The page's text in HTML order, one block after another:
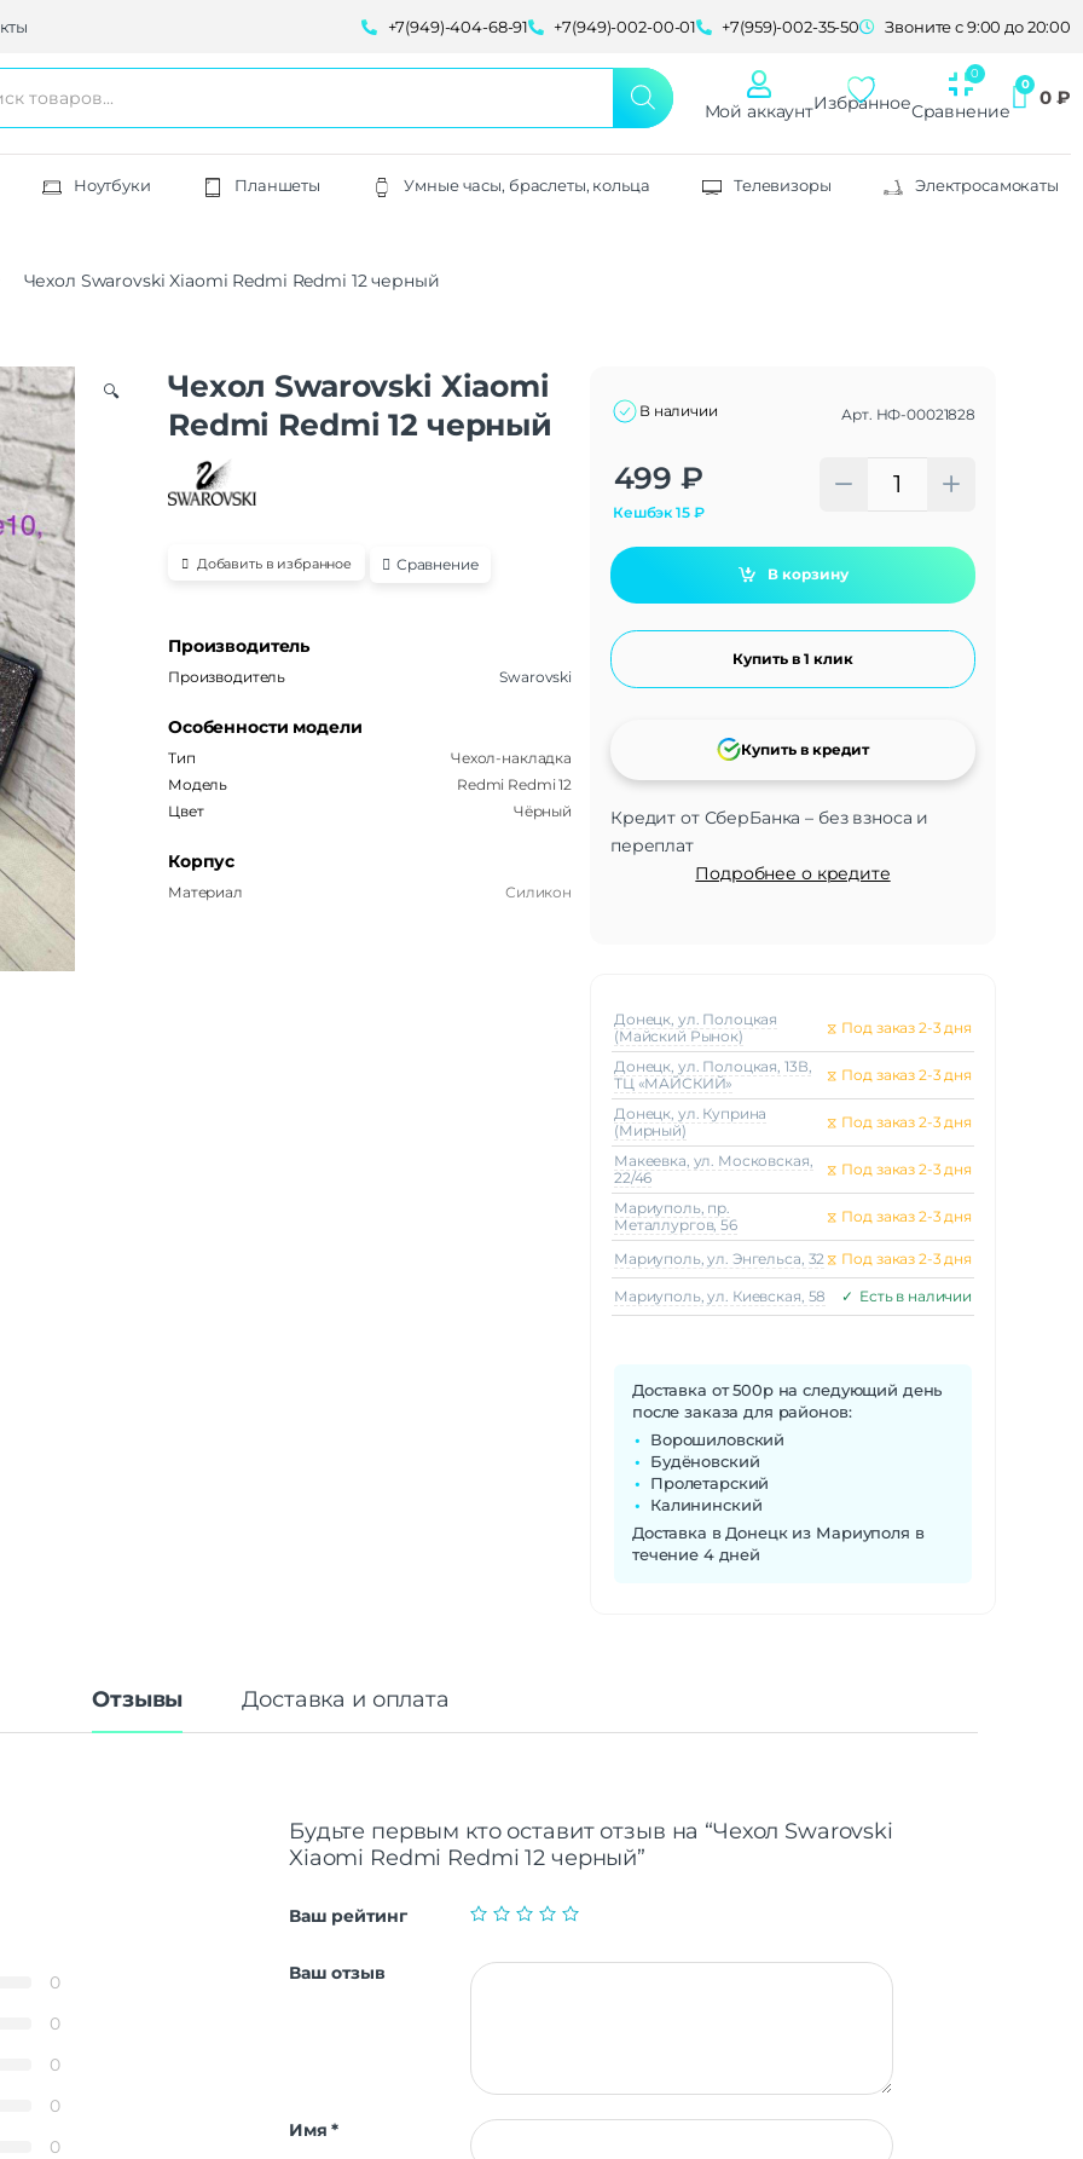
+7(949)-404-68-91 +7(949)-002-00-01 +7(959)-002-35-50 Звоните с 9:00 до 20:00
Мой аккаунтИзбранноеСравнение
0 ₽
Ноутбуки Планшеты Умные часы, браслеты, кольца Телевизоры Электросамокаты
Чехол Swarovski Xiaomi Redmi Redmi 12 черный
🔍
Чехол Swarovski Xiaomi
Redmi Redmi 12 черный
Добавить в избранное Сравнение
Производитель
Производитель Swarovski
Особенности модели
Тип
Чехол-накладка
Модель
Redmi Redmi 12
Цвет
Чёрный
Корпус
Материал Силикон
В наличии Арт. НФ-00021828
499 ₽
Кешбэк15₽
В корзину
Купить в 1 клик
Кредит от СберБанка – без взноса и
переплат
Подробнее о кредите
Купить в кредит
Alternative:
Донецк, ул. Полоцкая
(Майский Рынок)
⧖ Под заказ 2-3 дня
Донецк, ул. Полоцкая, 13В,
ТЦ «МАЙСКИЙ»
⧖ Под заказ 2-3 дня
Донецк, ул. Куприна
(Мирный)
⧖ Под заказ 2-3 дня
Макеeвка, ул. Московская,
22/46
⧖ Под заказ 2-3 дня
Мариуполь, пр.
Металлургов, 56
⧖ Под заказ 2-3 дня
Мариуполь, ул. Энгельса, 32 ⧖ Под заказ 2-3 дня
Мариуполь, ул. Киевская, 58 ✓ Есть в наличии
Доставка от 500р на следующий день
после заказа для районов:
Ворошиловский
Будёновский
Пролетарский
Калининский
Доставка в Донецк из Мариуполя в
течение 4 дней
Отзывы Доставка и оплата
0
0
0
0
0
Будьте первым кто оставит отзыв на “Чехол Swarovski
Xiaomi Redmi Redmi 12 черный”
Ваш рейтинг
Ваш отзыв
Имя*